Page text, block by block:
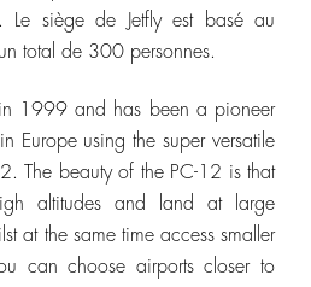
Le siège de Jetfly est basé au
total de 300 personnes.
in 1999 and has been a pioneer
Europe using the super versatile
The beauty of the PC-12 is that
altitudes and land at large
at the same time access smaller
can choose airports closer to